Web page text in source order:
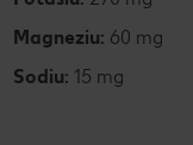
Magneziu: 60 mg
Sodiu: 15 mg